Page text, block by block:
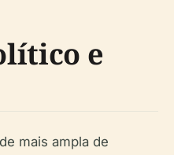
e
mais ampla de